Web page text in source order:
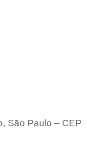
São Paulo – CEP